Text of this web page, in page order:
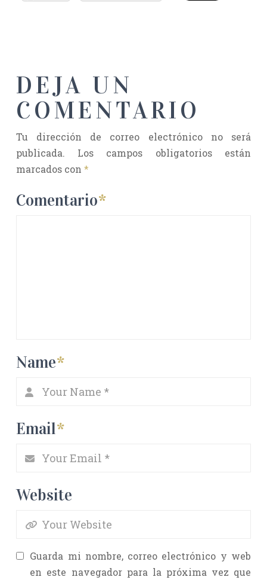
DEJA UN
COMENTARIO
Tu dirección de correo electrónico no será
publicada.
Los campos obligatorios están
marcados con *
Comentario*
Name*
Email*
Website
Guarda mi nombre, correo electrónico y web
en este navegador para la próxima vez que